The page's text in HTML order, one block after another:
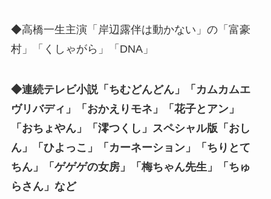
◆高橋一生主演「岸辺露伴は動かない」の「富豪
村」「くしゃがら」「DNA」
◆連続テレビ小説「ちむどんどん」「カムカムエ
ヴリバディ」「おかえりモネ」「花子とアン」
「おちょやん」「澪つくし」スペシャル版「おし
ん」「ひよっこ」「カーネーション」「ちりとて
ちん」「ゲゲゲの女房」「梅ちゃん先生」「ちゅ
らさん」など